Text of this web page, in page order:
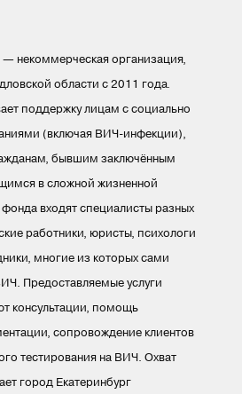
некоммерческая организация,
области с 2011 года.
поддержку лицам с социально
(включая ВИЧ-инфекции),
бывшим заключённым
в сложной жизненной
входят специалисты разных
работники, юристы, психологи
многие из которых сами
Предоставляемые услуги
консультации, помощь
сопровождение клиентов
тестирования на ВИЧ. Охват
город Екатеринбург